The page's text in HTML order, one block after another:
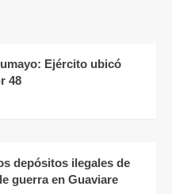
Ejército ubicó
48
depósitos ilegales de
guerra en Guaviare